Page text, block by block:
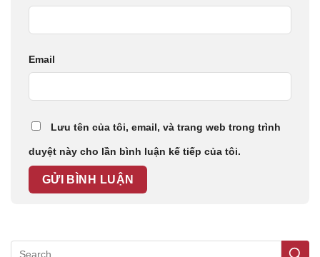
Email
Lưu tên của tôi, email, và trang web trong trình
duyệt này cho lần bình luận kế tiếp của tôi.